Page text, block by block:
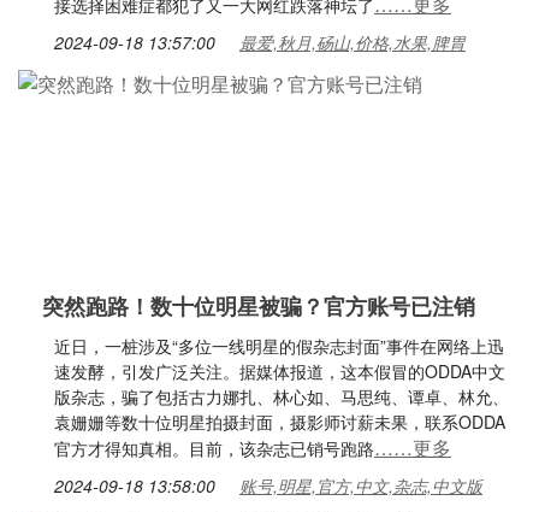
接选择困难症都犯了又一大网红跌落神坛了
2024-09-18 13:57:00 最爱,秋月,砀山,价格,水果,脾胃
突然跑路！数十位明星被骗？官方账号已注销
近日，一桩涉及“多位一线明星的假杂志封面”事件在网络上迅
速发酵，引发广泛关注。据媒体报道，这本假冒的ODDA中文
版杂志，骗了包括古力娜扎、林心如、马思纯、谭卓、林允、
袁姗姗等数十位明星拍摄封面，摄影师讨薪未果，联系ODDA
官方才得知真相。目前，该杂志已销号跑路……更多
2024-09-18 13:58:00 账号,明星,官方,中文,杂志,中文版